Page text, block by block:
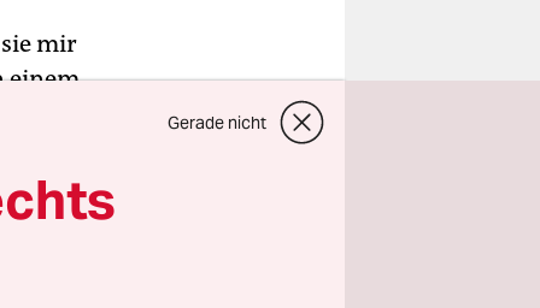
mir
einem
Werber
Gerade nicht